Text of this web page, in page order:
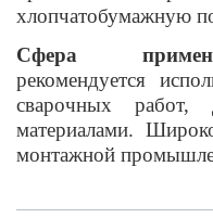
хлопчатобумажную
Сфера
рекомендуется
сварочных
материалами.
монтажной